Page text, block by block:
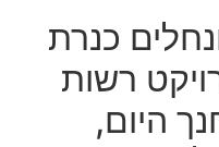
כנרת
רשות
היום,